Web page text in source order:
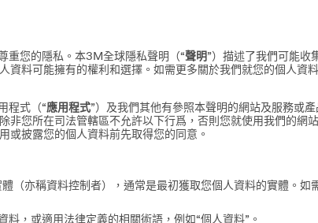
重您的隱私。本3M全球隱私聲明（“聲明 ”）描述了我們可能收
資料可能擁有的權利和選擇。如需更多關於我們就您的個人資
程式（“應用程式”）及我們其他有參照本聲明的網站及服務或
非您所在司法管轄區不允許以下行爲，否則您就使用我們的
或披露您的個人資料前先取得您的同意。
（亦稱資料控制者），通常是最初獲取您個人資料的實體。
，或適用法律定義的相關術語，例如“個人資料”。